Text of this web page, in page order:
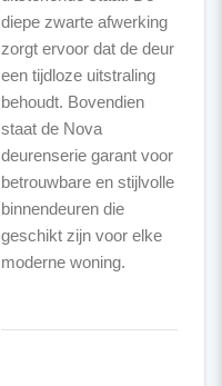
diepe zwarte afwerking
zorgt ervoor dat de deur
een tijdloze uitstraling
behoudt. Bovendien
staat de Nova
deurenserie garant voor
betrouwbare en stijlvolle
binnendeuren die
geschikt zijn voor elke